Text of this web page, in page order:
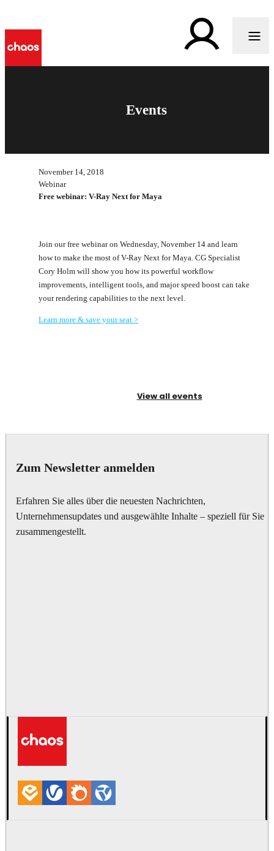
Events
November 14, 2018
Webinar
Free webinar: V-Ray Next for Maya
Join our free webinar on Wednesday, November 14 and learn
how to make the most of V-Ray Next for Maya. CG Specialist
Cory Holm will show you how its powerful workflow
improvements, intelligent tools, and major speed boost can take
your rendering capabilities to the next level.
Learn more & save your seat >
View all events
Zum Newsletter anmelden
Erfahren Sie alles über die neuesten Nachrichten,
Unternehmensupdates und ausgewählte Inhalte – speziell für Sie
zusammengestellt.